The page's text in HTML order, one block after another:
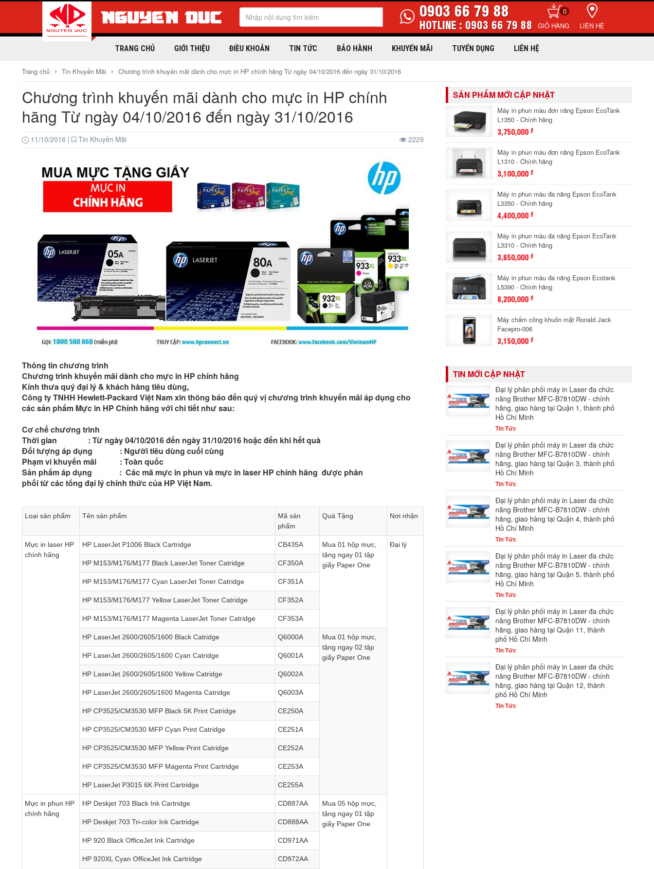
0
0903 66 79 88
HOTLINE : 0903 66 79 88 LIÊN HỆ
TRANG CHỦ GIỚI THIỆU ĐIỀU KHOẢN TIN TỨC BẢO HÀNH KHUYẾN MÃI TUYỂN DỤNG LIÊN HỆ
Trang chủ › Tin Khuyến Mãi › Chương trình khuyến mãi dành cho mực in HP chính hãng Từ ngày 04/10/2016 đến ngày 31/10/2016
Chương trình khuyến mãi dành cho mực in HP chính
hãng Từ ngày 04/10/2016 đến ngày 31/10/2016
11/10/2016 | Tin Khuyến Mãi 2229
Thông tin chương trình
Chương trình khuyến mãi dành cho mực in HP chính hãng
Kính thưa quý đại lý & khách hàng tiêu dùng,
Công ty TNHH Hewlett-Packard Việt Nam xin thông báo đến quý vị chương trình khuyến mãi áp dụng cho
các sản phẩm Mực in HP Chính hãng với chi tiết như sau:
Cơ chế chương trình
Thời gian : Từ ngày 04/10/2016 đến ngày 31/10/2016 hoặc đến khi hết quà
Đối tượng áp dụng : Người tiêu dùng cuối cùng
Phạm vi khuyến mãi : Toàn quốc
Sản phẩm áp dụng : Các mã mực in phun và mực in laser HP chính hãng được phân
phối từ các tổng đại lý chính thức của HP Việt Nam.
Loại sản phẩm Tên sản phẩm
Mã sản
phẩm
Quà Tặng Nơi nhận
Mực in laser HP
chính hãng
HP LaserJet P1006 Black Cartridge CB435A
Mua 01 hộp mực,
tặng ngay 01 tập
giấy Paper One
Đại lý
HP M153/M176/M177 Black LaserJet Toner Catridge CF350A
HP M153/M176/M177 Cyan LaserJet Toner Catridge CF351A
HP M153/M176/M177 Yellow LaserJet Toner Catridge CF352A
HP M153/M176/M177 Magenta LaserJet Toner Catridge CF353A
HP LaserJet 2600/2605/1600 Black Catridge Q6000A
Mua 01 hộp mực,
tặng ngay 02 tập
giấy Paper One
HP LaserJet 2600/2605/1600 Cyan Catridge Q6001A
HP LaserJet 2600/2605/1600 Yellow Catridge Q6002A
HP LaserJet 2600/2605/1600 Magenta Catridge Q6003A
HP CP3525/CM3530 MFP Black 5K Print Catridge CE250A
HP CP3525/CM3530 MFP Cyan Print Catridge CE251A
HP CP3525/CM3530 MFP Yellow Print Catridge CE252A
HP CP3525/CM3530 MFP Magenta Print Cartridge CE253A
HP LaserJet P3015 6K Print Cartridge CE255A
Mực in phun HP
chính hãng
HP Deskjet 703 Black Ink Cartridge CD887AA
Mua 05 hộp mực,
tặng ngay 01 tập
giấy Paper One
HP Deskjet 703 Tri-color Ink Cartridge CD888AA
HP 920 Black OfficeJet Ink Cartridge CD971AA
HP 920XL Cyan OfficeJet Ink Cartridge CD972AA
SẢN PHẨM MỚI CẬP NHẬT
Máy in phun màu đơn năng Epson EcoTank
L1350 - Chính hãng
3,750,000đ
Máy in phun màu đơn năng Epson EcoTank
L1310 - Chính hãng
3,100,000đ
Máy in phun màu đa năng Epson EcoTank
L3350 - Chính hãng
4,400,000đ
Máy in phun màu đa năng Epson EcoTank
L3310 - Chính hãng
3,650,000đ
Máy in phun màu đa năng Epson Ecotank
L5390 - Chính hãng
8,200,000đ
Máy chấm công khuôn mặt Ronald Jack
Facepro-006
3,150,000đ
TIN MỚI CẬP NHẬT
Đại lý phân phối máy in Laser đa chức
năng Brother MFC-B7810DW - chính
hãng, giao hàng tại Quận 1, thành phố
Hồ Chí Minh
Tin Tức
Đại lý phân phối máy in Laser đa chức
năng Brother MFC-B7810DW - chính
hãng, giao hàng tại Quận 3, thành phố
Hồ Chí Minh
Tin Tức
Đại lý phân phối máy in Laser đa chức
năng Brother MFC-B7810DW - chính
hãng, giao hàng tại Quận 4, thành phố
Hồ Chí Minh
Tin Tức
Đại lý phân phối máy in Laser đa chức
năng Brother MFC-B7810DW - chính
hãng, giao hàng tại Quận 5, thành phố
Hồ Chí Minh
Tin Tức
Đại lý phân phối máy in Laser đa chức
năng Brother MFC-B7810DW - chính
hãng, giao hàng tại Quận 11, thành
phố Hồ Chí Minh
Tin Tức
Đại lý phân phối máy in Laser đa chức
năng Brother MFC-B7810DW - chính
hãng, giao hàng tại Quận 12, thành
phố Hồ Chí Minh
Tin Tức